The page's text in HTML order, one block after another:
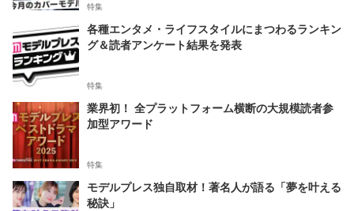
特集
各種エンタメ・ライフスタイルにまつわるランキン
グ＆読者アンケート結果を発表
特集
業界初！ 全プラットフォーム横断の大規模読者参
加型アワード
特集
モデルプレス独自取材！著名人が語る「夢を叶える
秘訣」